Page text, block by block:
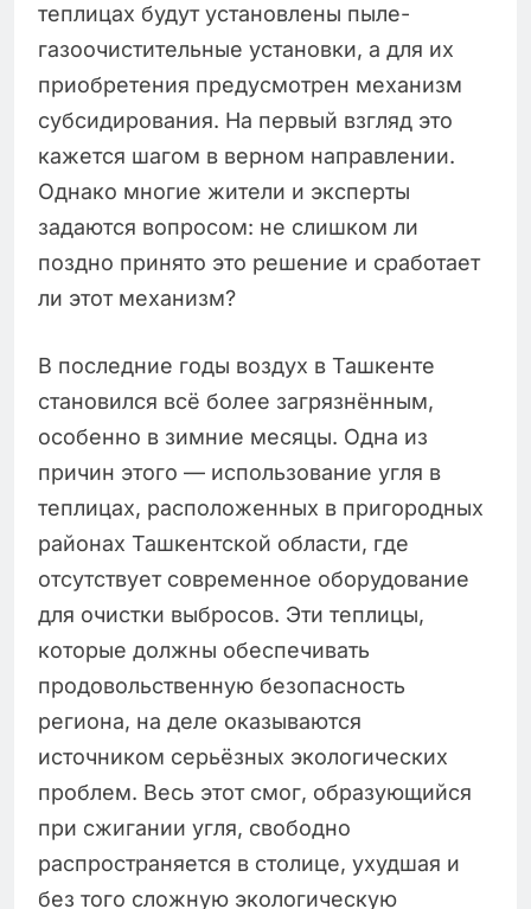
теплицах будут установлены пыле-
газоочистительные установки, а для их
приобретения предусмотрен механизм
субсидирования. На первый взгляд это
кажется шагом в верном направлении.
Однако многие жители и эксперты
задаются вопросом: не слишком ли
поздно принято это решение и сработает
ли этот механизм?
В последние годы воздух в Ташкенте
становился всё более загрязнённым,
особенно в зимние месяцы. Одна из
причин этого — использование угля в
теплицах, расположенных в пригородных
районах Ташкентской области, где
отсутствует современное оборудование
для очистки выбросов. Эти теплицы,
которые должны обеспечивать
продовольственную безопасность
региона, на деле оказываются
источником серьёзных экологических
проблем. Весь этот смог, образующийся
при сжигании угля, свободно
распространяется в столице, ухудшая и
без того сложную экологическую